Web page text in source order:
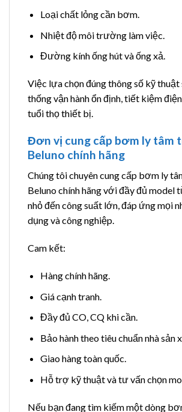
Loại chất lỏng cần bơm.
Nhiệt độ môi trường làm việc.
Đường kính ống hút và ống xả.
Việc lựa chọn đúng thông số kỹ thuật
thống vận hành ổn định, tiết kiệm
tuổi thọ thiết bị.
Đơn vị cung cấp bơm ly tâm
Beluno chính hãng
Chúng tôi chuyên cung cấp bơm ly
Beluno chính hãng với đầy đủ model
nhỏ đến công suất lớn, đáp ứng mọi
dụng và công nghiệp.
Cam kết:
Hàng chính hãng.
Giá cạnh tranh.
Đầy đủ CO, CQ khi cần.
Bảo hành theo tiêu chuẩn nhà sản
Giao hàng toàn quốc.
Hỗ trợ kỹ thuật và tư vấn chọn
Nếu bạn đang tìm kiếm một dòng